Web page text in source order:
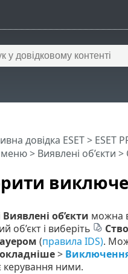
довідка ESET> ESET
меню> Виявлені об’єкти >
Виявлені об’єкти можна
об’єкт і виберіть
(правила IDS).
>
ними.